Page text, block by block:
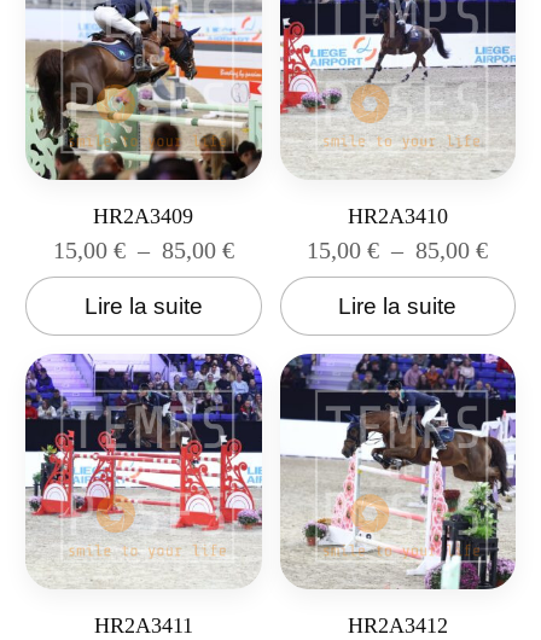
HR2A3409
15,00 € – 85,00 €
Lire la suite
HR2A3410
15,00€ – 85,00€
Lire la suite
HR2A3411 HR2A3412